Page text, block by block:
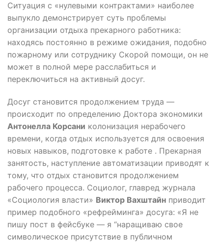
Ситуация с «нулевыми контрактами» наиболее
выпукло демонстрирует суть проблемы
организации отдыха прекарного работника:
находясь постоянно в режиме ожидания, подобно
пожарному или сотруднику Скорой помощи, он не
может в полной мере расслабиться и
переключиться на активный досуг.
Досуг становится продолжением труда —
происходит по определению Доктора экономики
Антонелла Корсани колонизация нерабочего
времени, когда отдых используется для освоения
новых навыков, подготовке к работе . Прекарная
занятость, наступление автоматизации приводят к
тому, что отдых становится продолжением
рабочего процесса. Социолог, главред журнала
«Социология власти» Виктор Вахштайн приводит
пример подобного «рефрейминга» досуга: «Я не
пишу пост в фейсбуке — я “наращиваю свое
символическое присутствие в публичном